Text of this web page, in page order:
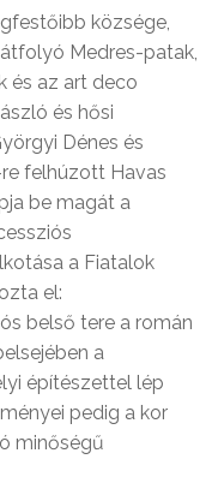
községe,
Medres-patak,
és az art deco
és hősi
Dénes és
felhúzott Havas
be magát a
a Fiatalok
el:
belső tere a román
a
építészettel lép
pedig a kor
minőségű